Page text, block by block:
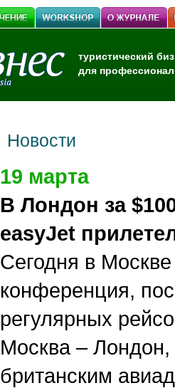
туристический
для
Новости
19 марта
В Лондон за
easyJet
Сегодня в
конференция,
регулярных
Москва –
британским